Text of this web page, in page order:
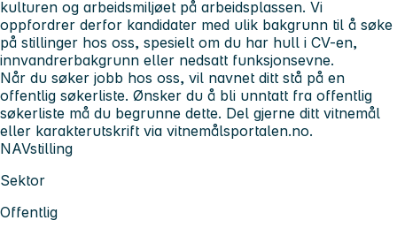
kulturen og arbeidsmiljøet på arbeidsplassen. Vi
oppfordrer derfor kandidater med ulik bakgrunn til å søke
på stillinger hos oss, spesielt om du har hull i CV-en,
innvandrerbakgrunn eller nedsatt funksjonsevne.
Når du søker jobb hos oss, vil navnet ditt stå på en
offentlig søkerliste. Ønsker du å bli unntatt fra offentlig
søkerliste må du begrunne dette. Del gjerne ditt vitnemål
eller karakterutskrift via vitnemålsportalen.no.
NAVstilling
Sektor
Offentlig